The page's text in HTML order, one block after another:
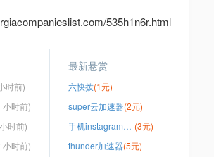
535h1n6r.html
时前)
小时前)
时前)
小时前)
最新悬赏
六快拨(1元)
super云加速器(2元)
手机instagram怎么登录 (3元)
thunder加速器(5元)